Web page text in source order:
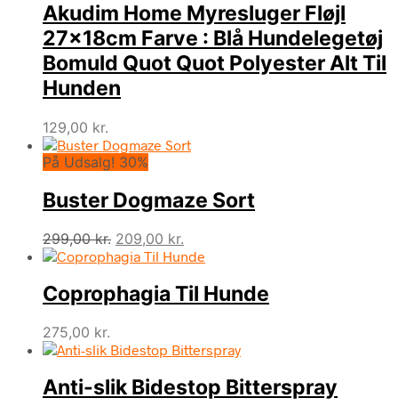
Akudim Home Myresluger Fløjl
27x18cm Farve : Blå Hundelegetøj
Bomuld Quot Quot Polyester Alt Til
Hunden
129,00 kr.
På Udsalg! 30%
Buster Dogmaze Sort
299,00kr. Den
oprindelige
var:
299,00 kr..
209,00 kr.
aktuelle
er:
209,00 kr..
Coprophagia Til Hunde
275,00 kr.
Anti-slik Bidestop Bitterspray